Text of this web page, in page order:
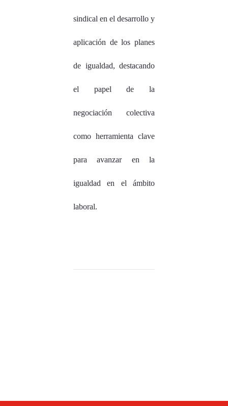
sindical en el desarrollo y
aplicación de los planes
de igualdad, destacando
el papel de la
negociación colectiva
como herramienta clave
para avanzar en la
igualdad en el ámbito
laboral.